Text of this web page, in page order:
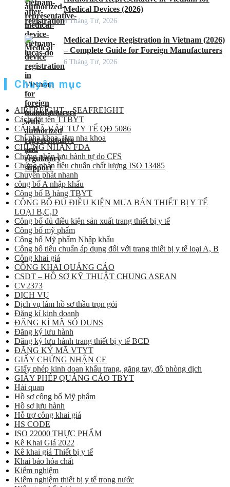
Medical Devices (2026)
6 Tháng Tư, 2026
Medical Device Registration in Vietnam (2026)
– Complete Guide for Foreign Manufacturers
6 Tháng Tư, 2026
Chuyên mục
AIRFREIGHT – SEAFREIGHT
Cách đặt tên TTBYT
CẤP MÃ VẬT TƯ Y TẾ QĐ 5086
Chỉ nha khoa, tăm nha khoa
CHỨNG NHẬN FDA
Chứng nhận lưu hành tự do CFS
Chứng nhận tiêu chuẩn chất lượng ISO 13485
Chuyển phát nhanh
công bố A nhập khẩu
Công bố B hàng TBYT
CÔNG BỐ ĐỦ ĐIỀU KIỆN MUA BÁN THIẾT BỊ Y TẾ
LOẠI B,C,D
Công bố đủ điều kiện sản xuất trang thiết bị y tế
Công bố mỹ phẩm
Công bố Mỹ phẩm Nhập khẩu
Công bố tiêu chuẩn áp dụng đối với trang thiết bị y tế loại A, B
Công khai giá
CÔNG KHAI QUẢNG CÁO
CSDT – HỒ SƠ KỸ THUẬT CHUNG ASEAN
CV2373
DỊCH VỤ
Dịch vụ làm hồ sơ thầu trọn gói
Đăng kí kinh doanh
ĐĂNG KÍ MÃ SỐ DUNS
Đăng ký lưu hành
Đăng ký lưu hành trang thiết bị y tế BCD
ĐĂNG KÝ MÃ VTYT
GIẤY CHỨNG NHẬN CE
GIấy phép kinh doan khẩu trang, găng tay, đồ phòng dịch
GIẤY PHÉP QUẢNG CÁO TBYT
Hải quan
Hồ sơ công bố Mỹ phẩm
Hồ sơ lưu hành
Hỗ trợ công khai giá
HS CODE
ISO 22000 THỰC PHẨM
Kê Khai Giá 2022
Kê khai giá Thiết bị y tế
Khai báo hóa chất
Kiểm nghiệm
Kiểm nghiệm thiết bị y tế trong nước